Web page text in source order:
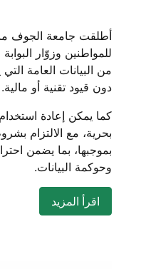
أطلقت جامعة الجوف
للمواطنين وزوّار
من البيانات العامة
دون قيود تقنية أو مالية.
كما يمكن إعادة
بحرية، مع الالتزام
بموجبها، بما يضمن
وحوكمة البيانات.
اقرأ المزيد